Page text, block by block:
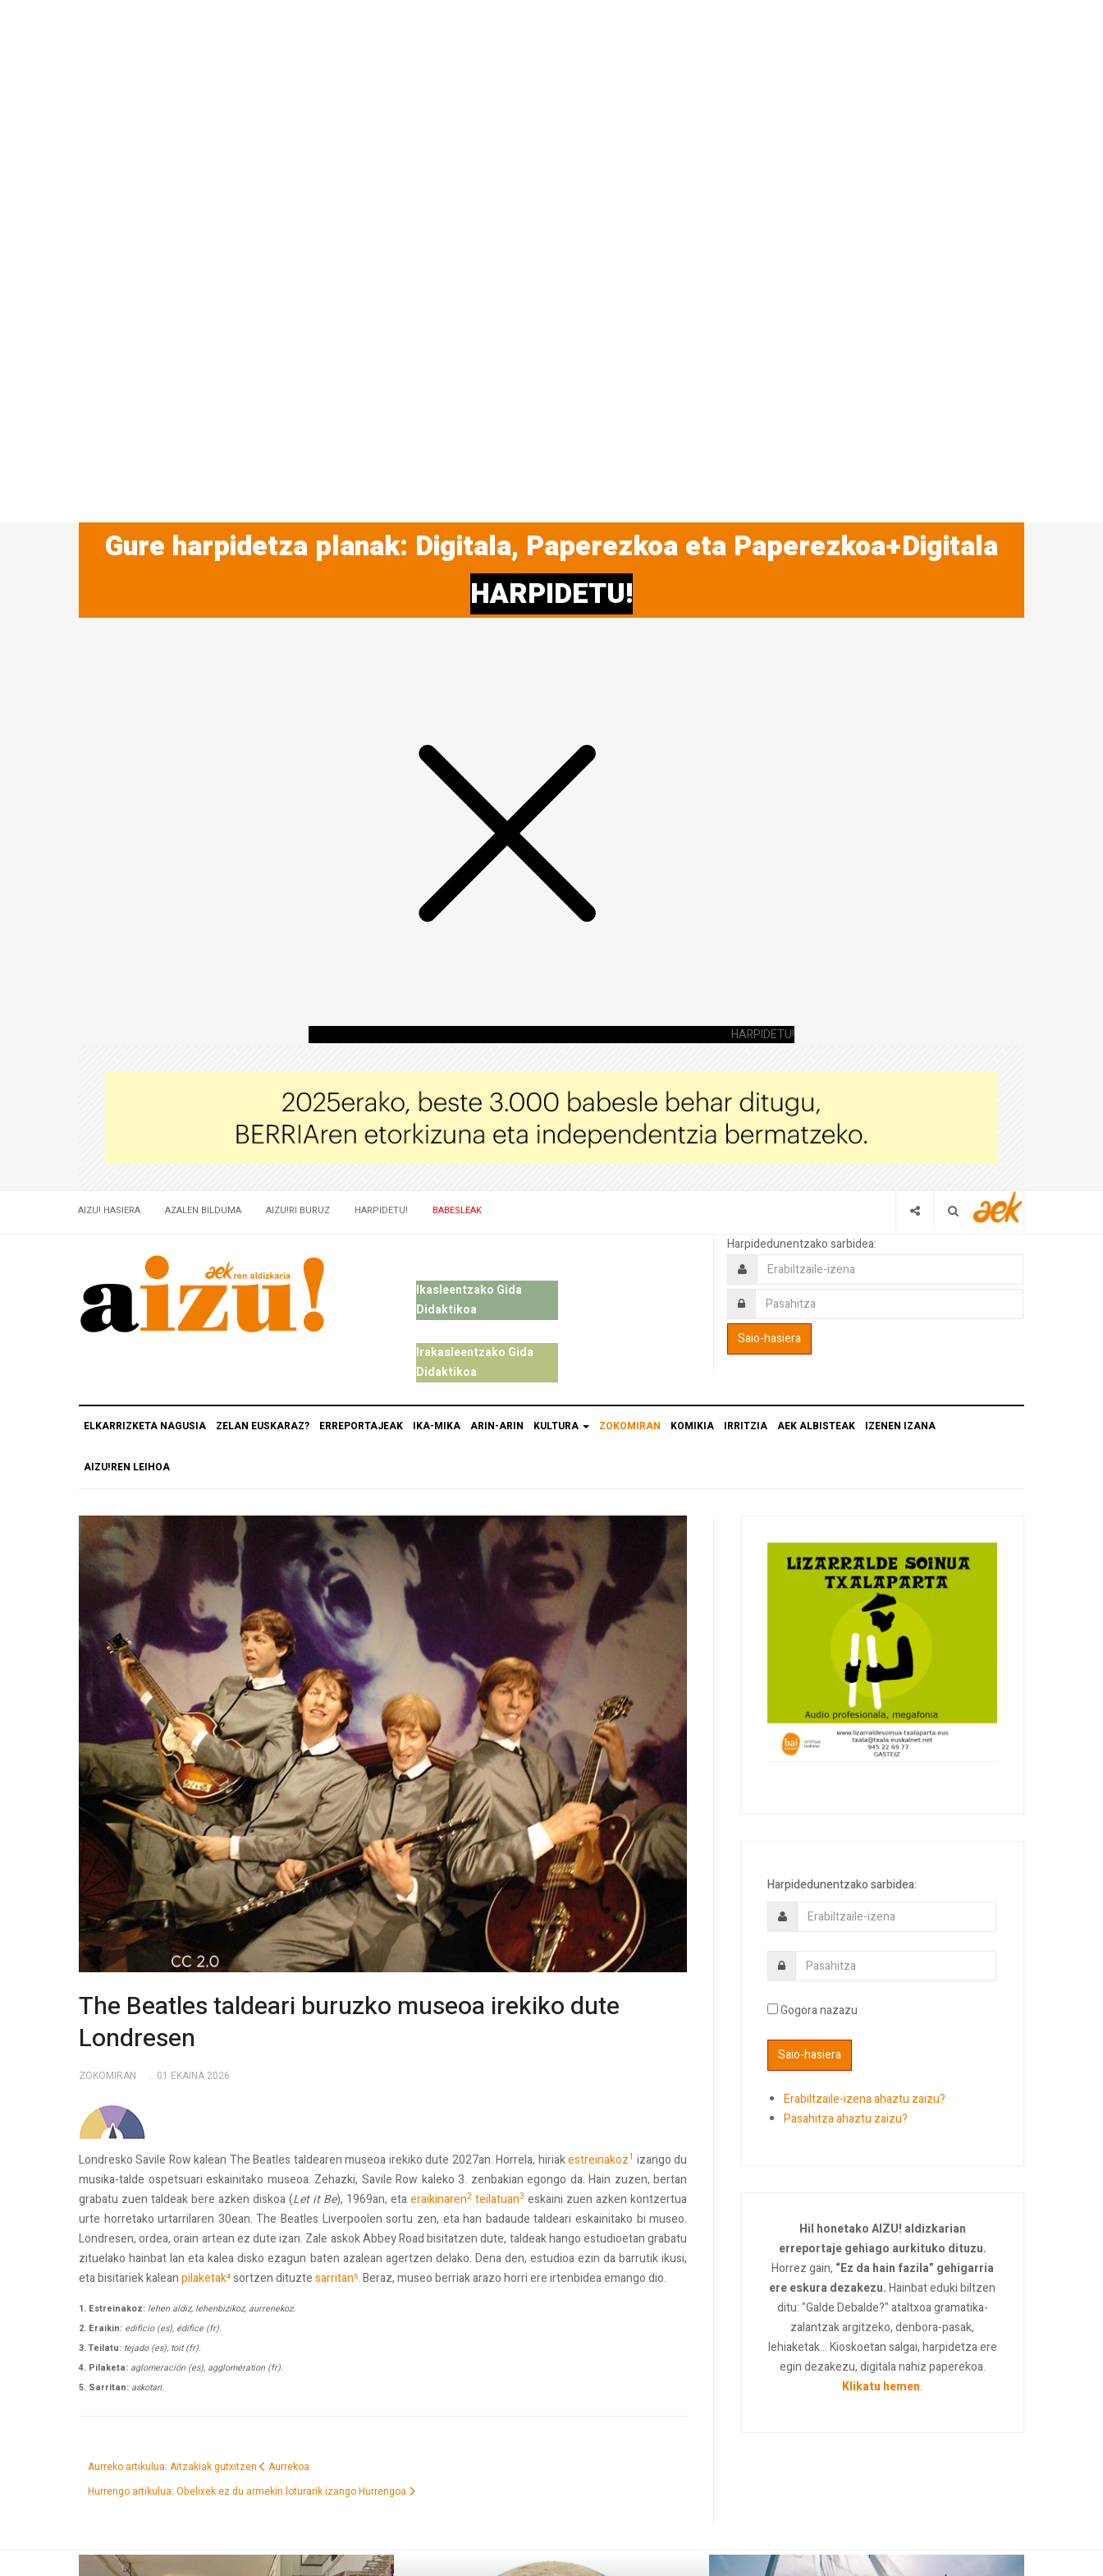
Gure harpidetza planak: Digitala, Paperezkoa eta Paperezkoa+Digitala
HARPIDETU!
HARPIDETU!
AIZU! HASIERA AZALEN BILDUMA AIZU!RI BURUZ HARPIDETU! BABESLEAK
Ikasleentzako Gida
Didaktikoa
Irakasleentzako Gida
Didaktikoa
Harpidedunentzako sarbidea:
ELKARRIZKETA NAGUSIA ZELAN EUSKARAZ? ERREPORTAJEAK IKA-MIKA ARIN-ARIN KULTURA ZOKOMIRAN KOMIKIA IRRITZIA AEK ALBISTEAK IZENEN IZANA
AIZU!REN LEIHOA
The Beatles taldeari buruzko museoa irekiko dute
Londresen
ZOKOMIRAN 01 EKAINA 2026
Londresko Savile Row kalean The Beatles taldearen museoa irekiko dute 2027an. Horrela, hiriakestreinakoz1 izango du
musika-talde ospetsuari eskainitako museoa. Zehazki, Savile Row kaleko 3. zenbakian egongo da. Hain zuzen, bertan
grabatu zuen taldeak bere azken diskoa (Let it Be), 1969an, etaeraikinaren2 teilatuan3 eskaini zuen azken kontzertua
urte horretako urtarrilaren 30ean. The Beatles Liverpoolen sortu zen, eta han badaude taldeari eskainitako bi museo.
Londresen, ordea, orain artean ez dute izan. Zale askok Abbey Road bisitatzen dute, taldeak hango estudioetan grabatu
zituelako hainbat lan eta kalea disko ezagun baten azalean agertzen delako. Dena den, estudioa ezin da barrutik ikusi,
eta bisitariek kaleanpilaketak⁴sortzen dituztesarritan⁵. Beraz, museo berriak arazo horri ere irtenbidea emango dio.
1. Estreinakoz: lehen aldiz, lehenbizikoz, aurrenekoz.
2. Eraikin: edificio (es), édifice (fr).
3. Teilatu: tejado (es), toit (fr).
4. Pilaketa: aglomeración (es), agglomération (fr).
5. Sarritan: askotan.
Aurreko artikulua: Aitzakiak gutxitzen
Aurrekoa
Hurrengo artikulua: Obelixek ez du armekin loturarik izangoHurrengoa
Harpidedunentzako sarbidea:
Gogora nazazu
Erabiltzaile-izena ahaztu zaizu?
Pasahitza ahaztu zaizu?
Hil honetako AIZU! aldizkarian
erreportaje gehiago aurkituko dituzu.
Horrez gain, “Ez da hain fazila” gehigarria
ere eskura dezakezu.Hainbat eduki biltzen
ditu: "Galde Debalde?" ataltxoa gramatika-
zalantzak argitzeko, denbora-pasak,
lehiaketak... Kioskoetan salgai, harpidetza ere
egin dezakezu, digitala nahiz paperekoa.
Klikatu hemen.